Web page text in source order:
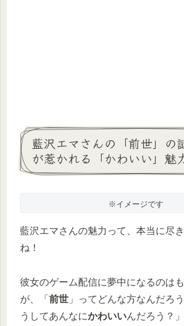
藍沢エマさんの「前世」の
が惹かれる「かわいい」魅
※イメージです
藍沢エマさんの魅力って、本当に尽
ね！
彼女のゲーム配信に夢中になるのは
が、「 前世 」ってどんな方なんだろ
うしてあんなにかわいいんだろう？